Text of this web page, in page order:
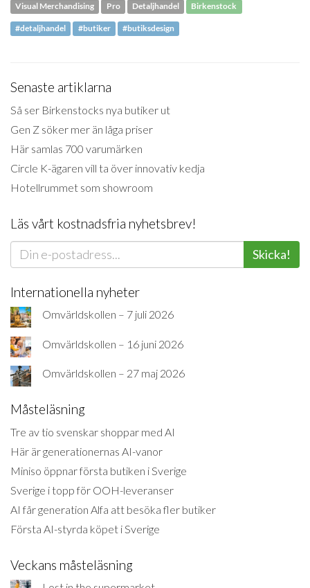
Visual Merchandising Pro Detaljhandel Birkenstock
#detaljhandel #butiker #butiksdesign
Senaste artiklarna
Så ser Birkenstocks nya butiker ut
Gen Z söker mer än låga priser
Här samlas 700 varumärken
Circle K-ägaren vill ta över innovativ kedja
Hotellrummet som showroom
Läs vårt kostnadsfria nyhetsbrev!
Skicka!
Internationella nyheter
Omvärldskollen – 7 juli 2026
Omvärldskollen – 16 juni 2026
Omvärldskollen – 27 maj 2026
Måsteläsning
Tre av tio svenskar shoppar med AI
Här är generationernas AI-vanor
Miniso öppnar första butiken i Sverige
Sverige i topp för OOH-leveranser
AI får generation Alfa att besöka fler butiker
Första AI-styrda köpet i Sverige
Veckans måsteläsning